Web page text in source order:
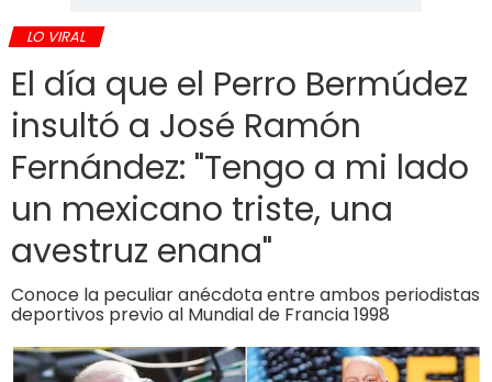
LO VIRAL
El día que el Perro Bermúdez
insultó a José Ramón
Fernández: "Tengo a mi lado
un mexicano triste, una
avestruz enana"
Conoce la peculiar anécdota entre ambos periodistas
deportivos previo al Mundial de Francia 1998